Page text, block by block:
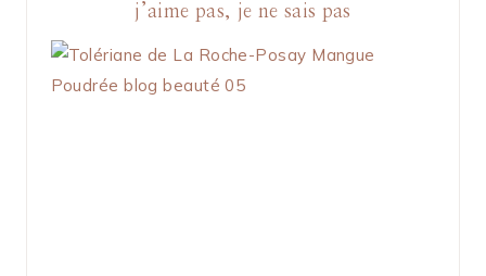
j’aime pas, je ne sais pas